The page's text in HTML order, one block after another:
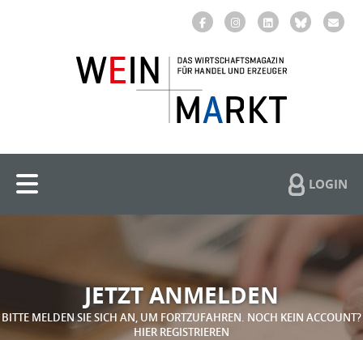
LOGIN
JETZT ANMELDEN
BITTE MELDEN SIE SICH AN, UM FORTZUFAHREN. NOCH KEIN ACCOUNT?
HIER REGISTRIEREN